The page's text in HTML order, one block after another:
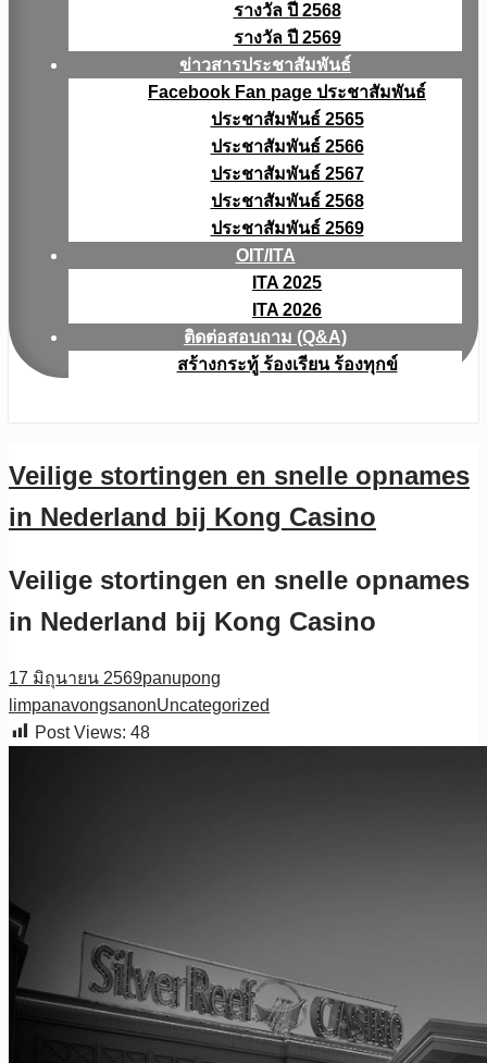
รางวัล ปี 2568
รางวัล ปี 2569
ข่าวสารประชาสัมพันธ์
Facebook Fan page ประชาสัมพันธ์
ประชาสัมพันธ์ 2565
ประชาสัมพันธ์ 2566
ประชาสัมพันธ์ 2567
ประชาสัมพันธ์ 2568
ประชาสัมพันธ์ 2569
OIT/ITA
ITA 2025
ITA 2026
ติดต่อสอบถาม (Q&A)
สร้างกระทู้ ร้องเรียน ร้องทุกข์
Veilige stortingen en snelle opnames
in Nederland bij Kong Casino
Veilige stortingen en snelle opnames
in Nederland bij Kong Casino
17 มิถุนายน 2569panupong
limpanavongsanonUncategorized
Post Views: 48